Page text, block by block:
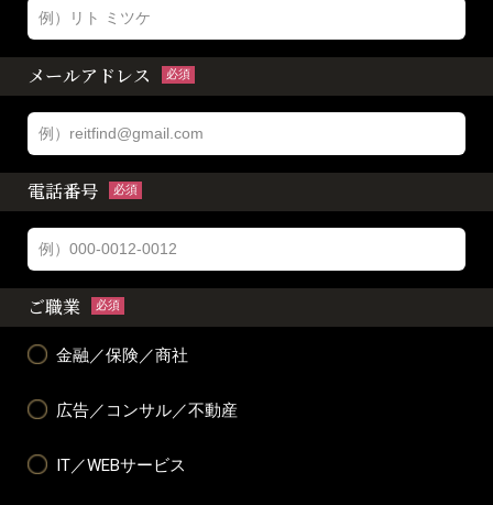
メールアドレス 必須
電話番号 必須
ご職業 必須
金融／保険／商社
広告／コンサル／不動産
IT／WEBサービス